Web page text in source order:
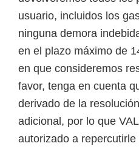
usuario, incluidos los
ninguna demora
en el plazo máximo de
en que consideremos
favor, tenga en cuenta
derivado de la
adicional, por lo que
autorizado a